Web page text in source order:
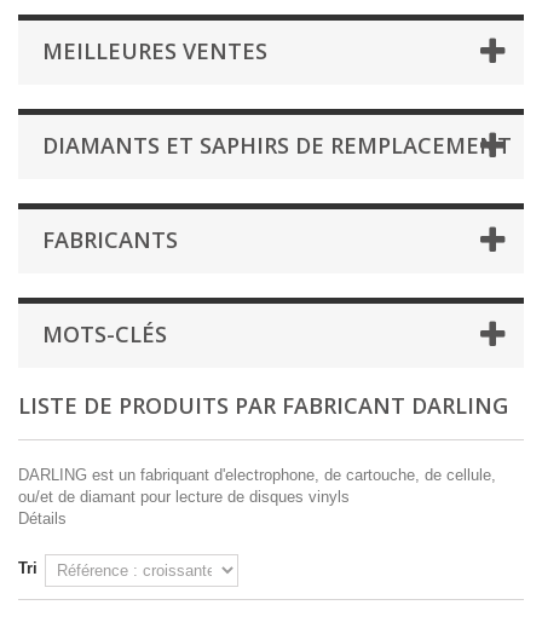
MEILLEURES VENTES
DIAMANTS ET SAPHIRS DE REMPLACEMENT
FABRICANTS
MOTS-CLÉS
LISTE DE PRODUITS PAR FABRICANT DARLING
DARLING est un fabriquant d'electrophone, de cartouche, de cellule,
ou/et de diamant pour lecture de disques vinyls
Détails
Tri